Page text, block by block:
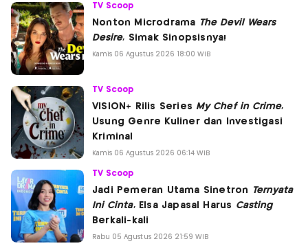
TV Scoop
Nonton Microdrama The Devil Wears
Desire, Simak Sinopsisnya!
Kamis 06 Agustus 2026 18:00 WIB
TV Scoop
VISION+ Rilis Series My Chef in Crime,
Usung Genre Kuliner dan Investigasi
Kriminal
Kamis 06 Agustus 2026 06:14 WIB
TV Scoop
Jadi Pemeran Utama Sinetron
Ternyata
Ini Cinta, Elsa Japasal Harus Casting
Berkali-kali
Rabu 05 Agustus 2026 21:59 WIB